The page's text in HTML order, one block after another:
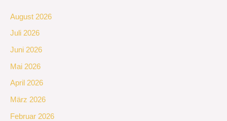
August 2026
Juli 2026
Juni 2026
Mai 2026
April 2026
März 2026
Februar 2026